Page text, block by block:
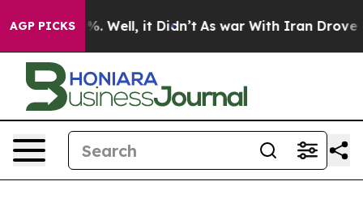
AGP PICKS40%. Well, it Didn’t As war With Iran Drove oil